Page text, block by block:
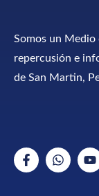
Somos un Medio
repercusión e
de San Martin,